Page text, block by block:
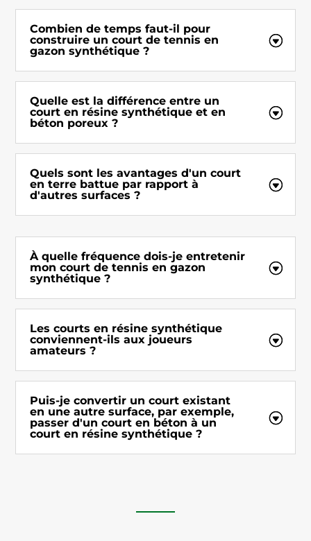
Combien de temps faut-il pour
construire un court de tennis en
gazon synthétique ?
Quelle est la différence entre un
court en résine synthétique et en
béton poreux ?
Quels sont les avantages d'un court
en terre battue par rapport à
d'autres surfaces ?
À quelle fréquence dois-je entretenir
mon court de tennis en gazon
synthétique ?
Les courts en résine synthétique
conviennent-ils aux joueurs
amateurs ?
Puis-je convertir un court existant
en une autre surface, par exemple,
passer d'un court en béton à un
court en résine synthétique ?